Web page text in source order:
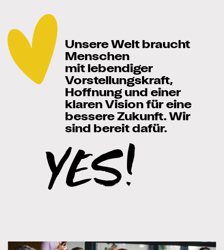
Unsere Welt braucht
Menschen
mit lebendiger
Vorstellungskraft,
Hoffnung und einer
klaren Vision für eine
bessere Zukunft. Wir
sind bereit dafür.
YES!